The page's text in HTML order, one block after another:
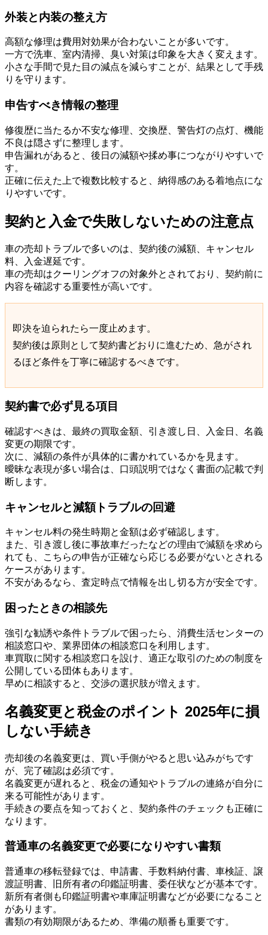
外装と内装の整え方
高額な修理は費用対効果が合わないことが多いです。
一方で洗車、室内清掃、臭い対策は印象を大きく変えます。
小さな手間で見た目の減点を減らすことが、結果として手残
りを守ります。
申告すべき情報の整理
修復歴に当たるか不安な修理、交換歴、警告灯の点灯、機能
不良は隠さずに整理します。
申告漏れがあると、後日の減額や揉め事につながりやすいで
す。
正確に伝えた上で複数比較すると、納得感のある着地点にな
りやすいです。
契約と入金で失敗しないための注意点
車の売却トラブルで多いのは、契約後の減額、キャンセル
料、入金遅延です。
車の売却はクーリングオフの対象外とされており、契約前に
内容を確認する重要性が高いです。
即決を迫られたら一度止めます。
契約後は原則として契約書どおりに進むため、急がされ
るほど条件を丁寧に確認するべきです。
契約書で必ず見る項目
確認すべきは、最終の買取金額、引き渡し日、入金日、名義
変更の期限です。
次に、減額の条件が具体的に書かれているかを見ます。
曖昧な表現が多い場合は、口頭説明ではなく書面の記載で判
断します。
キャンセルと減額トラブルの回避
キャンセル料の発生時期と金額は必ず確認します。
また、引き渡し後に事故車だったなどの理由で減額を求めら
れても、こちらの申告が正確なら応じる必要がないとされる
ケースがあります。
不安があるなら、査定時点で情報を出し切る方が安全です。
困ったときの相談先
強引な勧誘や条件トラブルで困ったら、消費生活センターの
相談窓口や、業界団体の相談窓口を利用します。
車買取に関する相談窓口を設け、適正な取引のための制度を
公開している団体もあります。
早めに相談すると、交渉の選択肢が増えます。
名義変更と税金のポイント 2025年に損
しない手続き
売却後の名義変更は、買い手側がやると思い込みがちです
が、完了確認は必須です。
名義変更が遅れると、税金の通知やトラブルの連絡が自分に
来る可能性があります。
手続きの要点を知っておくと、契約条件のチェックも正確に
なります。
普通車の名義変更で必要になりやすい書類
普通車の移転登録では、申請書、手数料納付書、車検証、譲
渡証明書、旧所有者の印鑑証明書、委任状などが基本です。
新所有者側も印鑑証明書や車庫証明書などが必要になること
があります。
書類の有効期限があるため、準備の順番も重要です。